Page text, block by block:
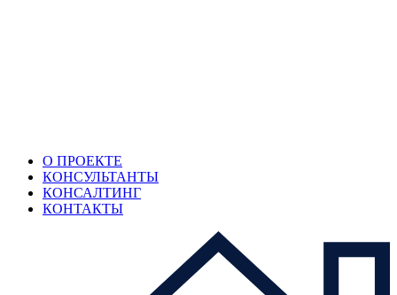
О ПРОЕКТЕ
КОНСУЛЬТАНТЫ
КОНСАЛТИНГ
КОНТАКТЫ